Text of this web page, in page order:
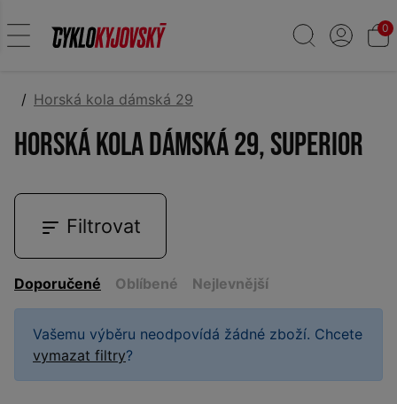
0
Horská kola dámská 29
Horská kola dámská 29, SUPERIOR
Filtrovat
Doporučené Oblíbené Nejlevnější
Vašemu výběru neodpovídá žádné zboží. Chcete
vymazat filtry?